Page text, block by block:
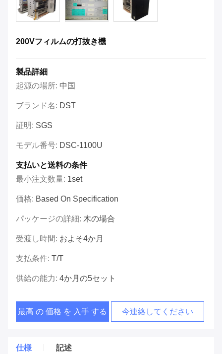
200Vフィルムの打抜き機
製品詳細
起源の場所: 中国
ブランド名: DST
証明: SGS
モデル番号: DSC-1100U
支払いと送料の条件
最小注文数量: 1set
価格: Based On Specification
パッケージの詳細: 木の場合
受渡し時間: およそ4か月
支払条件: T/T
供給の能力: 4か月の5セット
最高 の 価格 を 入手 する 今連絡してください
仕様 記述